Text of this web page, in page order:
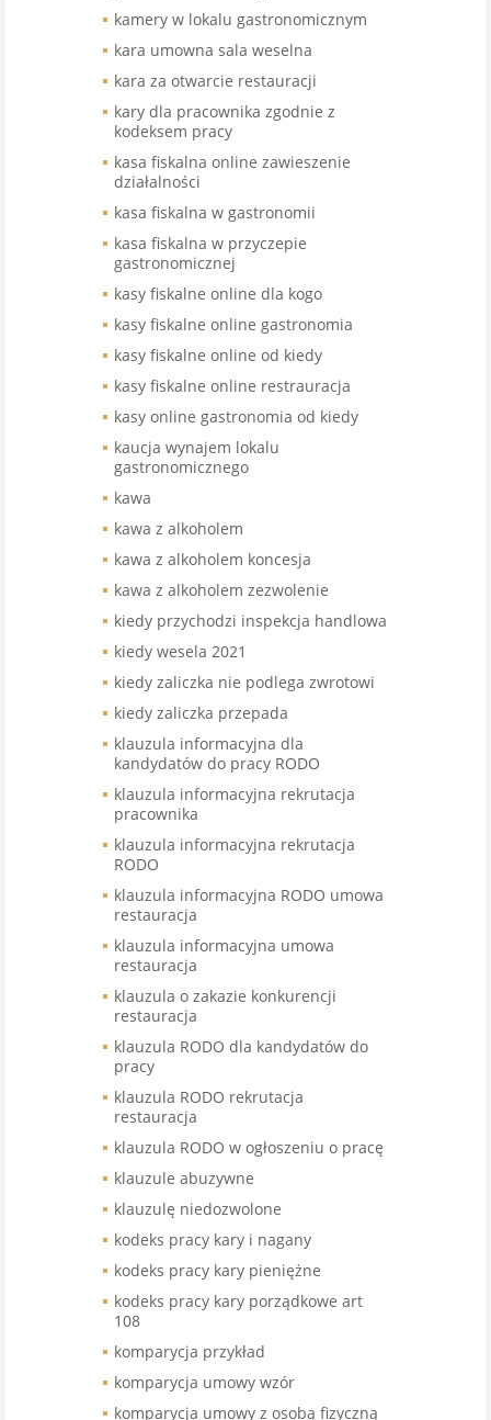
kamery w lokalu gastronomicznym
kara umowna sala weselna
kara za otwarcie restauracji
kary dla pracownika zgodnie z
kodeksem pracy
kasa fiskalna online zawieszenie
działalności
kasa fiskalna w gastronomii
kasa fiskalna w przyczepie
gastronomicznej
kasy fiskalne online dla kogo
kasy fiskalne online gastronomia
kasy fiskalne online od kiedy
kasy fiskalne online restrauracja
kasy online gastronomia od kiedy
kaucja wynajem lokalu
gastronomicznego
kawa
kawa z alkoholem
kawa z alkoholem koncesja
kawa z alkoholem zezwolenie
kiedy przychodzi inspekcja handlowa
kiedy wesela 2021
kiedy zaliczka nie podlega zwrotowi
kiedy zaliczka przepada
klauzula informacyjna dla
kandydatów do pracy RODO
klauzula informacyjna rekrutacja
pracownika
klauzula informacyjna rekrutacja
RODO
klauzula informacyjna RODO umowa
restauracja
klauzula informacyjna umowa
restauracja
klauzula o zakazie konkurencji
restauracja
klauzula RODO dla kandydatów do
pracy
klauzula RODO rekrutacja
restauracja
klauzula RODO w ogłoszeniu o pracę
klauzule abuzywne
klauzulę niedozwolone
kodeks pracy kary i nagany
kodeks pracy kary pieniężne
kodeks pracy kary porządkowe art
108
komparycja przykład
komparycja umowy wzór
komparycja umowy z osobą fizyczną